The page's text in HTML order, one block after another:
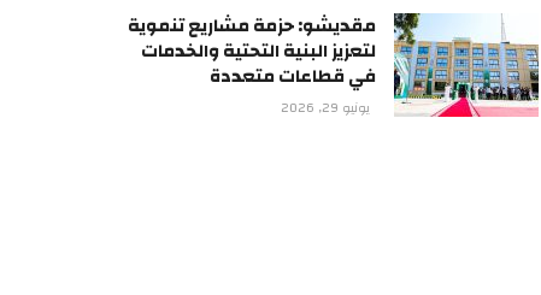
مقديشو: حزمة مشاريع تنموية
لتعزيز البنية التحتية والخدمات
في قطاعات متعددة
يونيو 29, 2026